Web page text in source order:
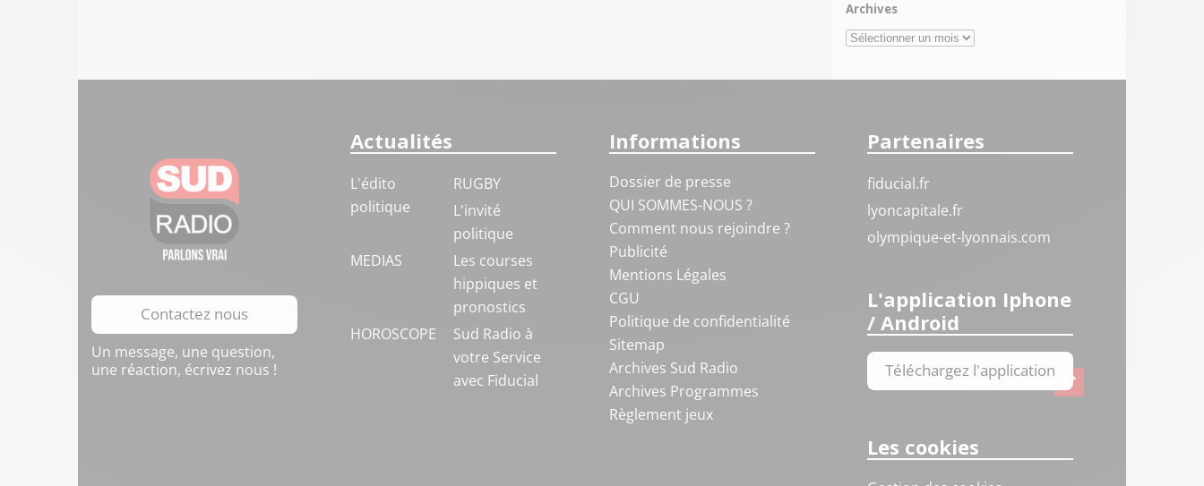
Archives
Archives
Contactez nous
Un message, une question,
une réaction, écrivez nous !
Actualités
L'édito
politique
RUGBY
L'invité
politique
MEDIAS
Les courses
hippiques et
pronostics
HOROSCOPE
Sud Radio à
votre Service
avec Fiducial
Informations
Dossier de presse
QUI SOMMES-NOUS ?
Comment nous rejoindre ?
Publicité
Mentions Légales
CGU
Politique de confidentialité
Sitemap
Archives Sud Radio
Archives Programmes
Règlement jeux
Partenaires
fiducial.fr
lyoncapitale.fr
olympique-et-lyonnais.com
L'application Iphone
/ Android
Téléchargez l'application
Les cookies